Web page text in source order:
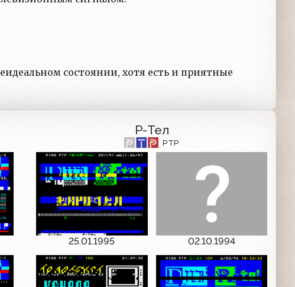
состоянии, хотя есть и приятные
Р-Тел
РТР
25.01.1995 02.10.1994